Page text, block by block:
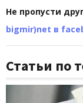
Не пропусти
bigmir)net в
Статьи по